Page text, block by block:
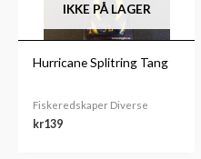
IKKE PÅ LAGER
Hurricane Splitring Tang
Fiskeredskaper Diverse
kr139